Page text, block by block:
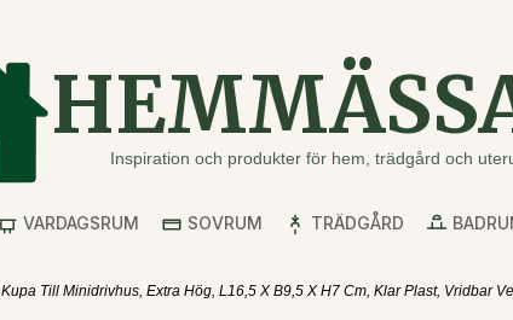
Inspiration och produkter för hem, trädgård och
VARDAGSRUM SOVRUM TRÄDGÅRD
Kupa Till Minidrivhus, Extra Hög, L16,5 X B9,5 X H7 Cm, Klar Plast, Vridbar